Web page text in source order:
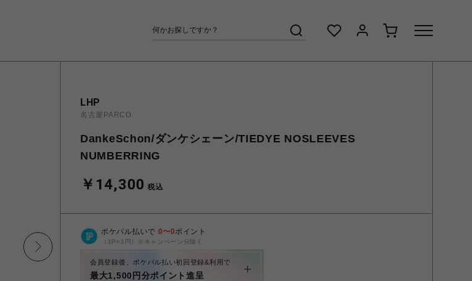
LHP
名古屋PARCO
DankeSchon/ダンケシェーン/TIEDYE NOSLEEVES
NUMBERRING
￥14,300 税込
ポケパル払いで 0〜0ポイント
（1P=1円）※キャンペーン分除く
会員登録後、ポケパル払い初回登録&利用で
最大1,500円分ポイント進呈